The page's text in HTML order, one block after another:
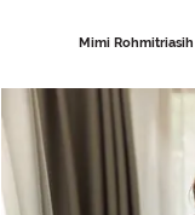
Mimi Rohmitriasih